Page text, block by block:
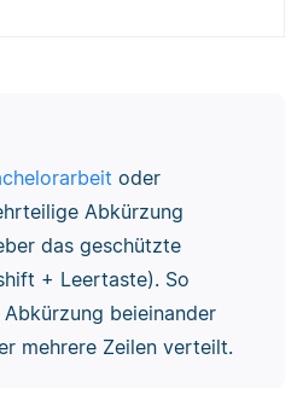
oder
Abkürzung
das geschützte
+ Leertaste). So
beieinander
mehrere Zeilen verteilt.